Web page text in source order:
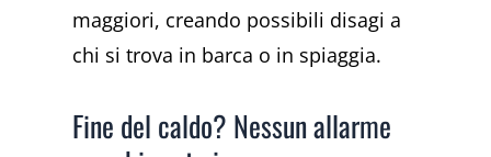
maggiori, creando possibili disagi a
chi si trova in barca o in spiaggia.
Fine del caldo? Nessun allarme